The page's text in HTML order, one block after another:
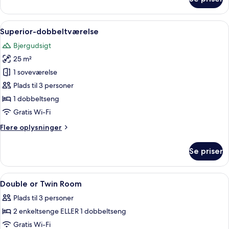
-
soveværelser
Indlæs
alle
billeder
af
Superior-
dobbeltværelse
Et hotelværelse med en stor seng,
7
Superior-dobbeltværelse
Bjergudsigt
25 m²
1 soveværelse
Plads til 3 personer
1 dobbeltseng
Gratis Wi-Fi
Flere oplysninger
Flere
dobbeltværelse
Se priser
Indlæs
alle
billeder
af
Double
Et hotelværelse med to senge, et
7
Double or Twin Room
Plads til 3 personer
2 enkeltsenge ELLER 1 dobbeltseng
Gratis Wi-Fi